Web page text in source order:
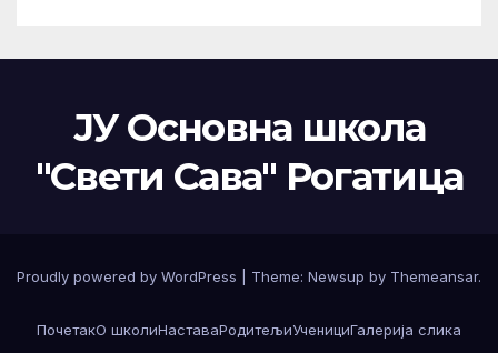
ЈУ Основна школа
"Свети Сава" Рогатица
Proudly powered by WordPress Theme: Newsup by Themeansar.
ПочетакО школиНаставаРодитељиУченициГалерија слика